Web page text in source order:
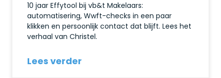
10 jaar Effytool bij vb&t Makelaars:
automatisering, Wwft-checks in een paar
klikken en persoonlijk contact dat blijft. Lees het
verhaal van Christel.
Lees verder